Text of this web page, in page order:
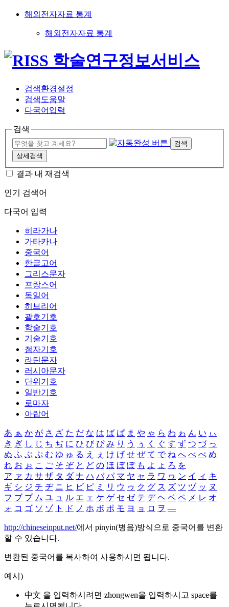
해외전자자료 통계
해외전자자료 통계
검색환경설정
검색도움말
다국어입력
검색
검색
상세검색
결과 내 재검색
인기 검색어
다국어 입력
히라가나
가타카나
중국어
한글고어
그리스문자
프랑스어
독일어
히브리어
괄호기호
학술기호
기술기호
첨자기호
라틴문자
러시아문자
단위기호
일반기호
로마자
아랍어
あ ぁ か が さ ざ た だ な は ば ぱ ま や ゃ ら わ ゎ ん い ぃ
き ぎ し じ ち ぢ に ひ び ぴ み り う ぅ く ぐ す ず つ づ っ
ぬ ふ ぶ ぷ む ゆ ゅ る え ぇ け げ せ ぜ て で ね へ べ ぺ め
れ お ぉ こ ご そ ぞ と ど の ほ ぼ ぽ も よ ょ ろ を
ア ァ カ サ ザ タ ダ ナ ハ バ パ マ ヤ ャ ラ ワ ヮ ン イ ィ キ
ギ シ ジ チ ヂ ニ ヒ ビ ピ ミ リ ウ ゥ ク グ ス ズ ツ ヅ ッ ヌ
フ ブ プ ム ユ ュ ル エ ェ ケ ゲ セ ゼ テ デ ヘ ベ ペ メ レ オ
ォ コ ゴ ソ ゾ ト ド ノ ホ ボ ポ モ ヨ ョ ロ ヲ ―
http://chineseinput.net/에서 pinyin(병음)방식으로 중국어를 변환
할 수 있습니다.
변환된 중국어를 복사하여 사용하시면 됩니다.
예시)
中文 을 입력하시려면 zhongwen을 입력하시고 space를